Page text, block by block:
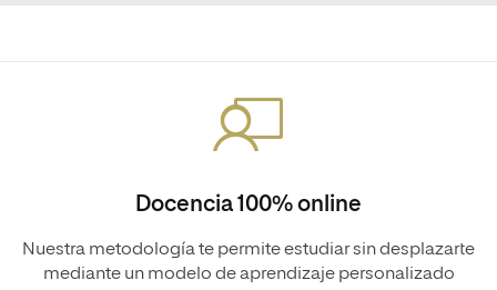
Docencia 100% online
Nuestra metodología te permite estudiar sin desplazarte
mediante un modelo de aprendizaje personalizado